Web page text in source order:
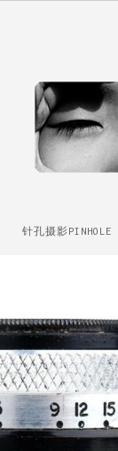
针孔摄影PINHOLE